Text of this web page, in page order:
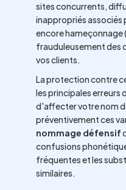
sites concurrents,
inappropriés associés
encore hameçonnage (
frauduleusement des
vos clients.
La protection contre
les principales erreurs
d'affecter votre nom
préventivement ces
nommage défensif
confusions
fréquentes et les
similaires.